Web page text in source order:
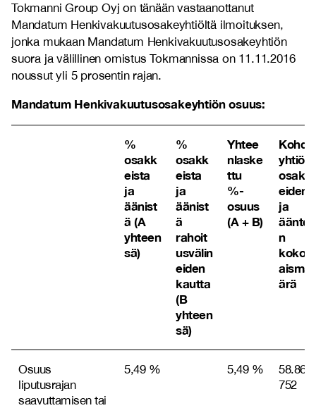
Tokmanni Group Oyj on tänään vastaanottanut
Mandatum Henkivakuutusosakeyhtiöltä ilmoituksen,
jonka mukaan Mandatum Henkivakuutusosakeyhtiön
suora ja välillinen omistus Tokmannissa on 11.11.2016
noussut yli 5 prosentin rajan.
Mandatum Henkivakuutusosakeyhtiön osuus:
%
osakk
eista
ja
äänist
ä (A
yhteen
sä)
%
osakk
eista
ja
äänist
ä
rahoit
usvälin
eiden
kautta
(B
yhteen
sä)
Yhtee
nlaske
ttu
%-
osuus
(A + B)
Kohde
yhtiön
osakk
eiden
ja
äänte
n
kokon
aismä
ärä
Osuus
liputusrajan
saavuttamisen tai
5,49 % 5,49 %
58.868.
752